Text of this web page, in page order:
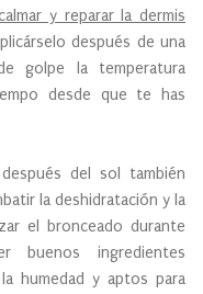
y reparar la dermis
después de una
golpe la temperatura
desde que te has
del sol también
la deshidratación y la
el bronceado durante
ingredientes
humedad y aptos para